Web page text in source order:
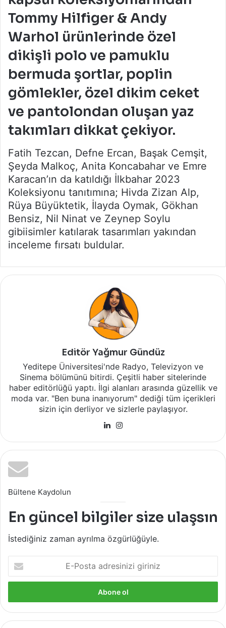
Tommy Hilfiger & Andy
Warhol ürünlerinde özel
dikişli polo ve pamuklu
bermuda şortlar, poplin
gömlekler, özel dikim ceket
ve pantolondan oluşan yaz
takımları dikkat çekiyor.
Fatih Tezcan, Defne Ercan, Başak Cemşit,
Şeyda Malkoç, Anita Koncabahar ve Emre
Karacan’ın da katıldığı İlkbahar 2023
Koleksiyonu tanıtımına; Hivda Zizan Alp,
Rüya Büyüktetik, İlayda Oymak, Gökhan
Bensiz, Nil Ninat ve Zeynep Soylu
gibiisimler katılarak tasarımları yakından
inceleme fırsatı buldular.
Editör Yağmur Gündüz
Yeditepe Üniversitesi'nde Radyo, Televizyon ve
Sinema bölümünü bitirdi. Çeşitli haber sitelerinde
haber editörlüğü yaptı. İlgi alanları arasında güzellik ve
moda var. "Ben buna inanıyorum" dediği tüm içerikleri
sizin için derliyor ve sizlerle paylaşıyor.
LinkedIn
Bültene Kaydolun
En güncel bilgiler size ulaşsın
İstediğiniz zaman ayrılma özgürlüğüyle.
E-
Posta
adresinizi